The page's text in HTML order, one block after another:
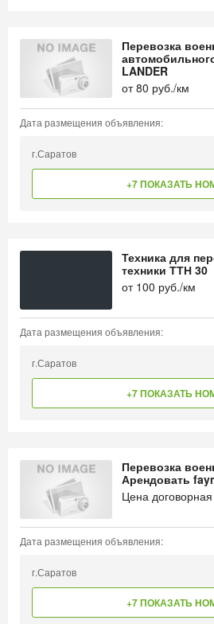
Перевозка
LANDER
от80 руб./км
Дата размещения объявления:
г.Саратов
+7 ПОКАЗАТЬ
Техника для
техники ТТН 30
от 100 руб./км
Дата размещения объявления:
г.Саратов
+7 ПОКАЗАТЬ
Перевозка
Арендовать
Цена договорная
Дата размещения объявления:
г.Саратов
+7 ПОКАЗАТЬ